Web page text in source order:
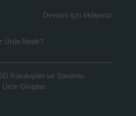
Devamı için tıklayınız
Ürün Nedir?
Kuruluşları ve Sorumlu
Ürün Grupları